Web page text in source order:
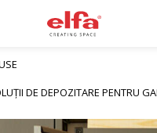
DE DEPOZITARE PENTRU